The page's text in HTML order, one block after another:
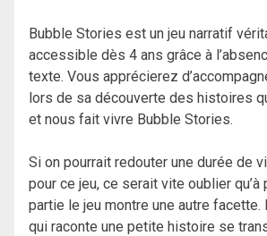
Bubble Stories est un jeu narratif
accessible dès 4 ans grâce à
texte. Vous apprécierez
lors de sa découverte des histoires
et nous fait vivre Bubble Stories.
Si on pourrait redouter une durée de
pour ce jeu, ce serait vite oublier qu’à
partie le jeu montre une autre facette.
qui raconte une petite histoire se